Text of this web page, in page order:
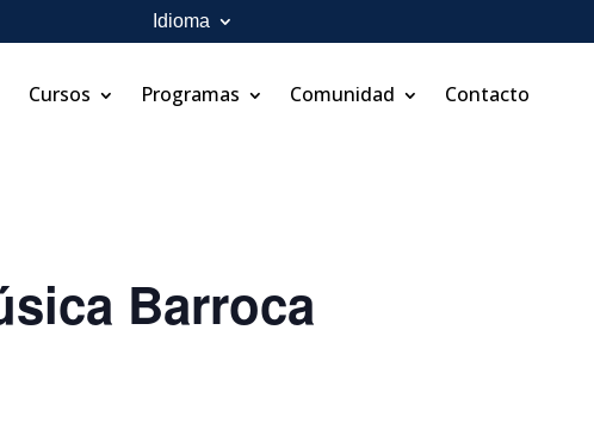
Idioma
Cursos Programas Comunidad Contacto
Barroca